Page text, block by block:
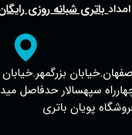
پویان باتری
امدادباتری شبانه روزی